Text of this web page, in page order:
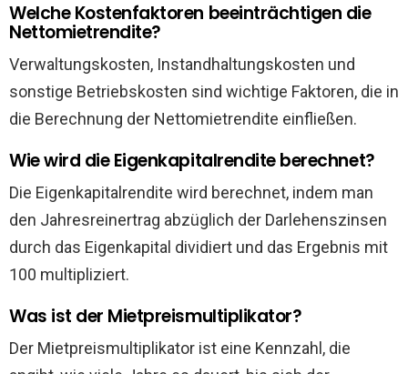
Welche Kostenfaktoren beeinträchtigen die
Nettomietrendite?
Verwaltungskosten, Instandhaltungskosten und
sonstige Betriebskosten sind wichtige Faktoren, die in
die Berechnung der Nettomietrendite einfließen.
Wie wird die Eigenkapitalrendite berechnet?
Die Eigenkapitalrendite wird berechnet, indem man
den Jahresreinertrag abzüglich der Darlehenszinsen
durch das Eigenkapital dividiert und das Ergebnis mit
100 multipliziert.
Was ist der Mietpreismultiplikator?
Der Mietpreismultiplikator ist eine Kennzahl, die